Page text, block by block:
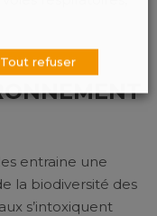
entraine une
la biodiversité des
s’intoxiquent
Tout refuser